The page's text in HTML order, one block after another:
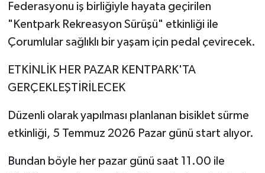
Federasyonu iş birliğiyle hayata geçirilen
"Kentpark Rekreasyon Sürüşü" etkinliği ile
Çorumlular sağlıklı bir yaşam için pedal çevirecek.
ETKİNLİK HER PAZAR KENTPARK'TA
GERÇEKLEŞTİRİLECEK
Düzenli olarak yapılması planlanan bisiklet sürme
etkinliği, 5 Temmuz 2026 Pazar günü start alıyor.
Bundan böyle her pazar günü saat 11.00 ile